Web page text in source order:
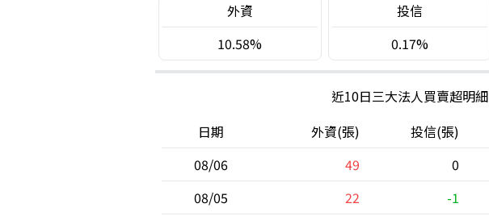
外資
10.58%
投信
0.17%
近10日三大法人買賣超明細
日期
外資(張) 投信(張)
08/06
49 0
08/05
22 -1